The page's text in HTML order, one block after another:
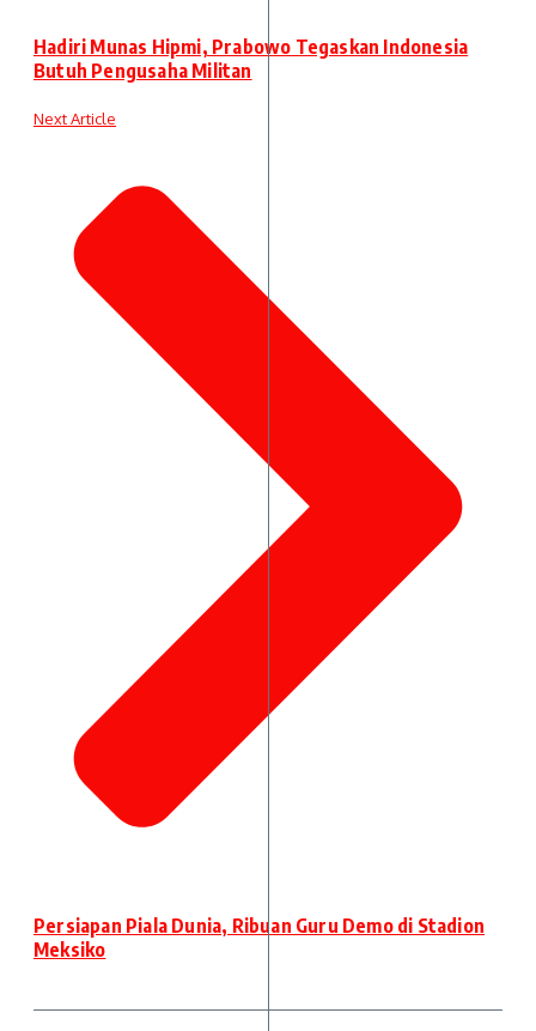
Hadiri Munas Hipmi, Prabowo Tegaskan Indonesia
Butuh Pengusaha Militan
Next Article
Persiapan Piala Dunia, Ribuan Guru Demo di Stadion
Meksiko